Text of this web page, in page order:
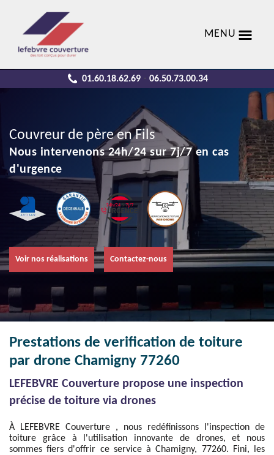
MENU
01.60.18.62.69 - 06.50.73.00.34
Couvreur de père en Fils
Nous intervenons 24h/24 sur 7j/7 en cas
d'urgence
Voir nos réalisations Contactez-nous
Prestations de verification de toiture
par drone Chamigny 77260
LEFEBVRE Couverture propose une inspection
précise de toiture via drones
À LEFEBVRE Couverture , nous redéfinissons l'inspection de
toiture grâce à l'utilisation innovante de drones, et nous
sommes fiers d'offrir ce service à Chamigny, 77260. Fini, les